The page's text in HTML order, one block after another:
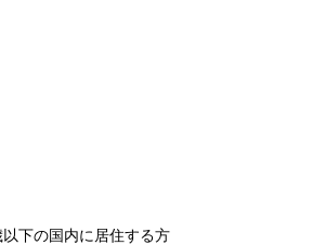
下の国内に居住する方